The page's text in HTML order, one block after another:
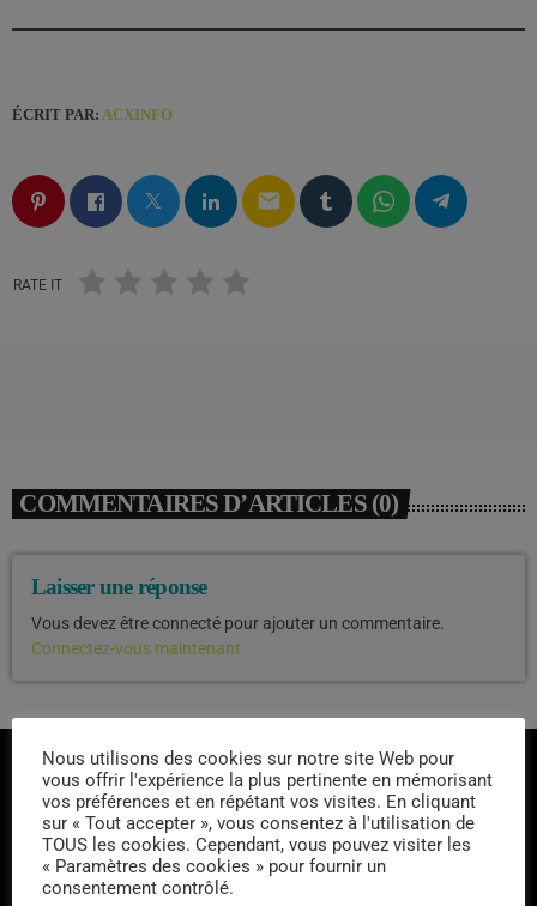
ÉCRIT PAR: ACXINFO
email
RATE IT
COMMENTAIRES D’ARTICLES (0)
Laisser une réponse
Vous devez être connecté pour ajouter un commentaire.
Connectez-vous maintenant
DERNIERS PODCASTS
Nous utilisons des cookies sur notre site Web pour
vous offrir l'expérience la plus pertinente en mémorisant
vos préférences et en répétant vos visites. En cliquant
sur « Tout accepter », vous consentez à l'utilisation de
TOUS les cookies. Cependant, vous pouvez visiter les
« Paramètres des cookies » pour fournir un
consentement contrôlé.